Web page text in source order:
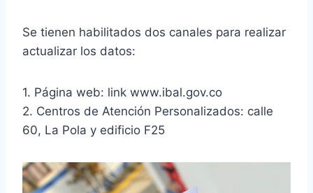
Se tienen habilitados dos canales para realizar
actualizar los datos:
1. Página web: link www.ibal.gov.co
2. Centros de Atención Personalizados: calle
60, La Pola y edificio F25